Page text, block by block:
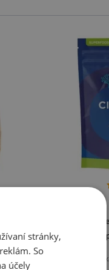
horkosť a arómu.
a chuť.
prínosy pre zdravie.
ponuky si vyberú
k
NATIOS
stránky,
So
účely